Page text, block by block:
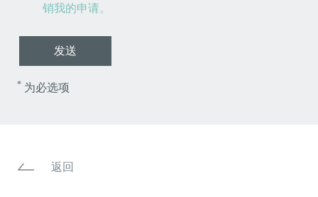
销我的申请。
发送
* 为必选项
返回